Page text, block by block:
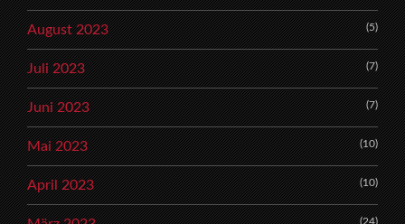
August 2023 (5)
Juli 2023 (7)
Juni 2023 (7)
Mai 2023 (10)
April 2023 (10)
(24)